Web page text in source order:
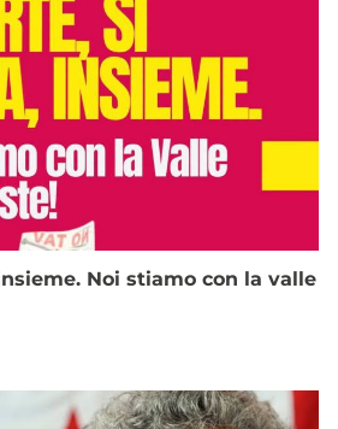
Noi stiamo con la valle